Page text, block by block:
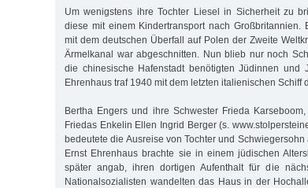
Um wenigstens ihre Tochter Liesel in Sicherheit zu
diese mit einem Kindertransport nach Großbritannien.
mit dem deutschen Überfall auf Polen der Zweite
Ärmelkanal war abgeschnitten. Nun blieb nur noch
die chinesische Hafenstadt benötigten Jüdinnen und
Ehrenhaus traf 1940 mit dem letzten italienischen Schiff
Bertha Engers und ihre Schwester Frieda
Friedas Enkelin Ellen Ingrid Berger (s.
bedeutete die Ausreise von Tochter und Schwiegersohn
Ernst Ehrenhaus brachte sie in einem jüdischen
später angab, ihren dortigen Aufenthalt für die
Nationalsozialisten wandelten das Haus in der